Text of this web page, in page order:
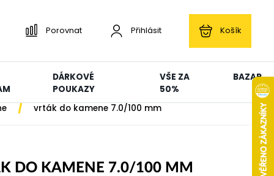
Porovnat Přihlásit Košík
DÁRKOVÉ
POUKAZY
VŠE ZA
50%
BAZAR
/ vrták do kamene 7.0/100 mm
DO KAMENE 7.0/100 MM